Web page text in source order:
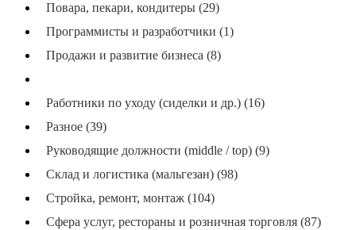
Повара, пекари, кондитеры (29)
Программисты и разработчики (1)
Продажи и развитие бизнеса (8)
Работники по уходу (сиделки и др.) (16)
Разное (39)
Руководящие должности (middle / top) (9)
Склад и логистика (мальгезан) (98)
Стройка, ремонт, монтаж (104)
Сфера услуг, рестораны и розничная торговля (87)